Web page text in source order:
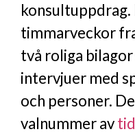
timmarveckor
två roliga bilagor
intervjuer med
och personer.
valnummer av